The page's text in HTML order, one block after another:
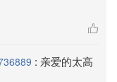
: 亲爱的太高